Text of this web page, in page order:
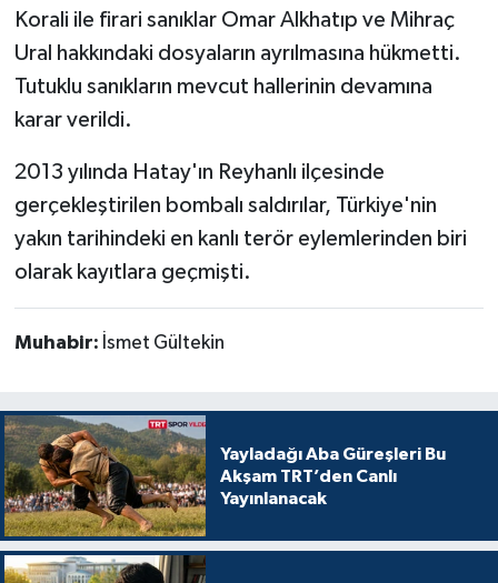
Korali ile firari sanıklar Omar Alkhatıp ve Mihraç
Ural hakkındaki dosyaların ayrılmasına hükmetti.
Tutuklu sanıkların mevcut hallerinin devamına
karar verildi.
2013 yılında Hatay'ın Reyhanlı ilçesinde
gerçekleştirilen bombalı saldırılar, Türkiye'nin
yakın tarihindeki en kanlı terör eylemlerinden biri
olarak kayıtlara geçmişti.
Muhabir: İsmet Gültekin
Yayladağı Aba Güreşleri Bu
Akşam TRT’den Canlı
Yayınlanacak